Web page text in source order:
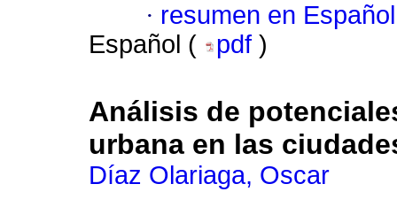
· resumen en Español
Español (
pdf )
Análisis de
urbana en las
Díaz Olariaga, Oscar